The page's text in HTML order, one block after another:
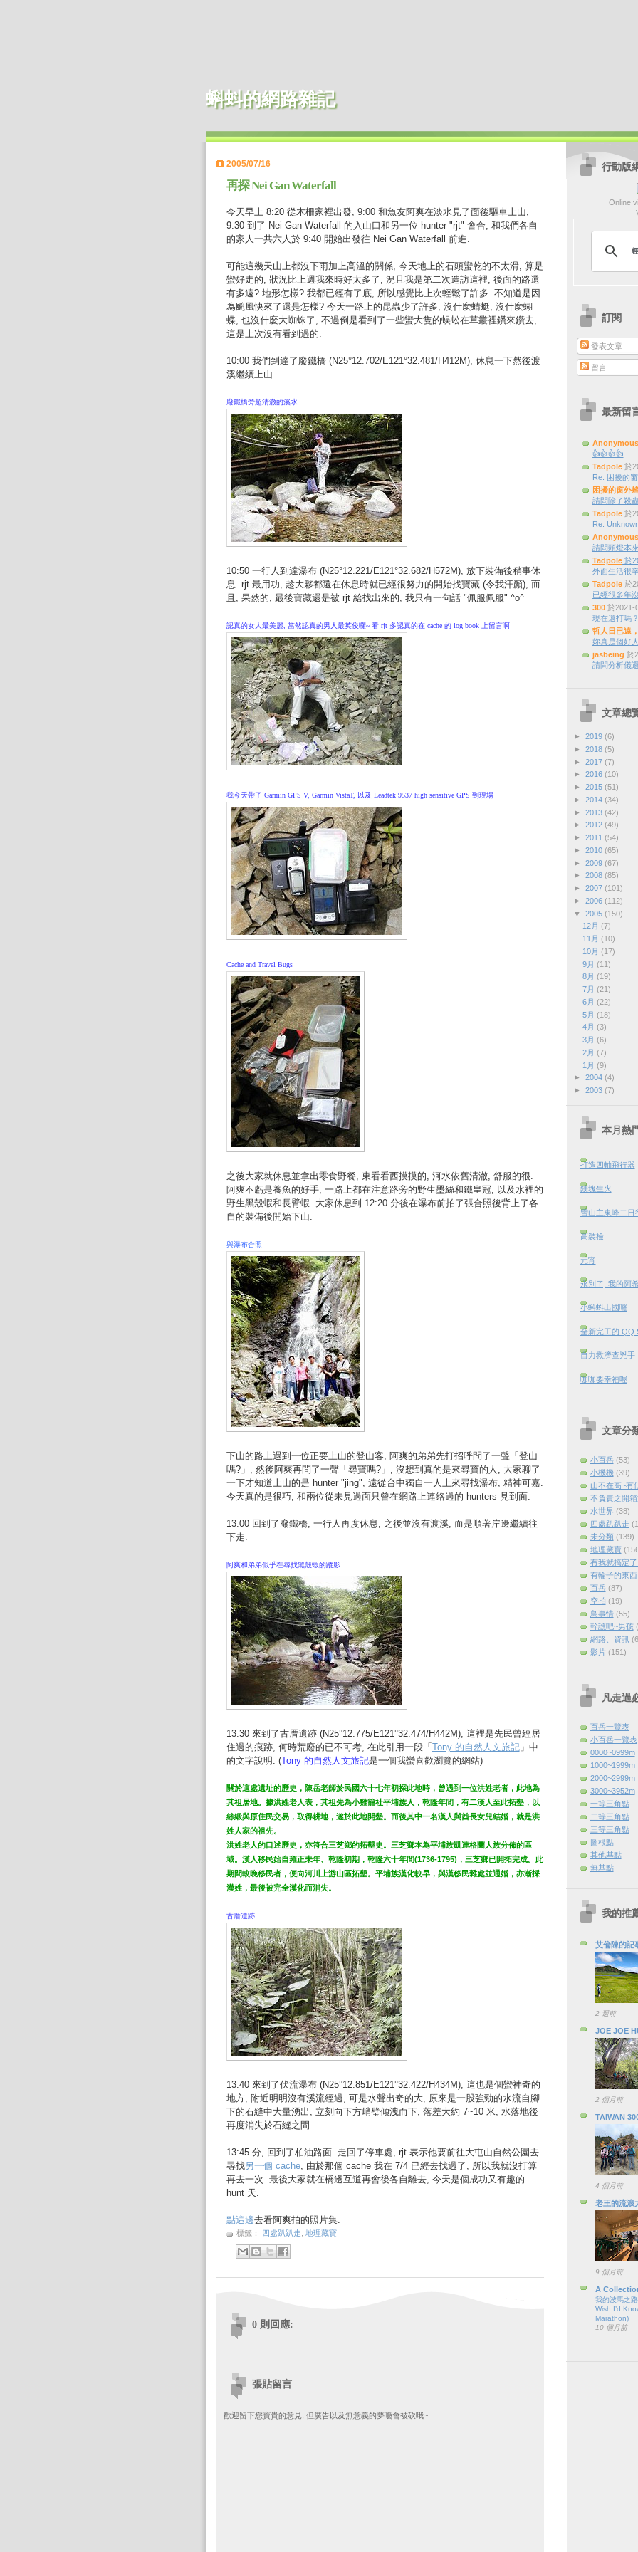
蝌蚪的網路雜記
2005/07/16
再探 Nei Gan Waterfall
今天早上 8:20 從木柵家裡出發, 9:00 和魚友阿爽在淡水見了面後驅車上山,
9:30 到了 Nei Gan Waterfall 的入山口和另一位 hunter "rjt" 會合, 和我們各自
的家人一共六人於 9:40 開始出發往 Nei Gan Waterfall 前進.
可能這幾天山上都沒下雨加上高溫的關係, 今天地上的石頭蠻乾的不太滑, 算是
蠻好走的, 狀況比上週我來時好太多了, 況且我是第二次造訪這裡, 後面的路還
有多遠? 地形怎樣? 我都已經有了底, 所以感覺比上次輕鬆了許多. 不知道是因
為颱風快來了還是怎樣? 今天一路上的昆蟲少了許多, 沒什麼蜻蜓, 沒什麼蝴
蝶, 也沒什麼大蜘蛛了, 不過倒是看到了一些蠻大隻的蜈蚣在草叢裡鑽來鑽去,
這是上次沒有看到過的.
10:00 我們到達了廢鐵橋 (N25°12.702/E121°32.481/H412M), 休息一下然後渡
溪繼續上山
廢鐵橋旁超清澈的溪水
10:50 一行人到達瀑布 (N25°12.221/E121°32.682/H572M), 放下裝備後稍事休
息. rjt 最用功, 趁大夥都還在休息時就已經很努力的開始找寶藏 (令我汗顏), 而
且, 果然的, 最後寶藏還是被 rjt 給找出來的, 我只有一句話 "佩服佩服" ^o^
認真的女人最美麗, 當然認真的男人最英俊囉~ 看 rjt 多認真的在 cache 的 log book 上留言啊
我今天帶了 Garmin GPS V, Garmin VistaT, 以及 Leadtek 9537 high sensitive GPS 到現場
Cache and Travel Bugs
之後大家就休息並拿出零食野餐, 東看看西摸摸的, 河水依舊清澈, 舒服的很.
阿爽不虧是養魚的好手, 一路上都在注意路旁的野生墨絲和鐵皇冠, 以及水裡的
野生黑殼蝦和長臂蝦. 大家休息到 12:20 分後在瀑布前拍了張合照後背上了各
自的裝備後開始下山.
與瀑布合照
下山的路上遇到一位正要上山的登山客, 阿爽的弟弟先打招呼問了一聲「登山
嗎?」, 然後阿爽再問了一聲「尋寶嗎?」, 沒想到真的是來尋寶的人, 大家聊了
一下才知道上山的是 hunter "jing", 遠從台中獨自一人上來尋找瀑布, 精神可嘉.
今天真的是很巧, 和兩位從未見過面只曾在網路上連絡過的 hunters 見到面.
13:00 回到了廢鐵橋, 一行人再度休息, 之後並沒有渡溪, 而是順著岸邊繼續往
下走.
阿爽和弟弟似乎在尋找黑殼蝦的蹤影
13:30 來到了古厝遺跡 (N25°12.775/E121°32.474/H442M), 這裡是先民曾經居
住過的痕跡, 何時荒廢的已不可考, 在此引用一段「 Tony 的自然人文旅記」中
的文字說明: (Tony 的自然人文旅記是一個我蠻喜歡瀏覽的網站)
關於這處遺址的歷史，陳岳老師於民國六十七年初探此地時，曾遇到一位洪姓老者，此地為
其祖居地。據洪姓老人表，其祖先為小雞籠社平埔族人，乾隆年間，有二漢人至此拓墾，以
絲緞與原住民交易，取得耕地，遂於此地開墾。而後其中一名漢人與酋長女兒結婚，就是洪
姓人家的祖先。
洪姓老人的口述歷史，亦符合三芝鄉的拓墾史。三芝鄉本為平埔族凱達格蘭人族分佈的區
域。漢人移民始自雍正未年、乾隆初期，乾隆六十年間(1736-1795)，三芝鄉已開拓完成。此
期間較晚移民者，便向河川上游山區拓墾。平埔族漢化較早，與漢移民雜處並通婚，亦漸採
漢姓，最後被完全漢化而消失。
古厝遺跡
13:40 來到了伏流瀑布 (N25°12.851/E121°32.422/H434M), 這也是個蠻神奇的
地方, 附近明明沒有溪流經過, 可是水聲出奇的大, 原來是一股強勁的水流自腳
下的石縫中大量湧出, 立刻向下方峭璧傾洩而下, 落差大約 7~10 米, 水落地後
再度消失於石縫之間.
13:45 分, 回到了柏油路面. 走回了停車處, rjt 表示他要前往大屯山自然公園去
尋找另一個 cache, 由於那個 cache 我在 7/4 已經去找過了, 所以我就沒打算
再去一次. 最後大家就在橋邊互道再會後各自離去, 今天是個成功又有趣的
hunt 天.
點這邊去看阿爽拍的照片集.
標籤： 四處趴趴走, 地理藏寶
0 則回應:
張貼留言
歡迎留下您寶貴的意見, 但廣告以及無意義的夢囈會被砍哦~
行動版
Online
訂閱
發表文章
留言
最新留
Anonymous
👍👍👍👍
Tadpole於
Re: 困擾的
困擾的窗外
請問除了殺
Tadpole於
Re:
Anonymous
請問頭燈本
Tadpole於
外面生活很
Tadpole於
已經很多年
300於2021-
現在還打嗎？
哲人日已遠
妳真是個好人
jasbeing 於
請問分析儀
文章總
► 2019 (6)
► 2018 (5)
► 2017 (7)
► 2016 (10)
► 2015 (51)
► 2014 (34)
► 2013 (42)
► 2012 (49)
► 2011 (54)
► 2010 (65)
► 2009 (67)
► 2008 (85)
► 2007 (101)
► 2006 (112)
▼ 2005 (150)
12月 (7)
11月 (10)
10月 (17)
9月 (11)
8月 (19)
7月 (21)
6月 (22)
5月 (18)
4月 (3)
3月 (6)
2月 (7)
1月 (9)
► 2004 (4)
► 2003 (7)
本月熱
打造四軸飛行器
鎂塊生火
雪山主東峰二日
高裝檢
元宵
永別了, 我的阿
小蝌蚪出國囉
全新完工的 QQ
自力救濟查兇手
咖咖要幸福喔
文章分
小百岳 (53)
小機機 (39)
山不在高~有
不負責之開箱
水世界 (38)
四處趴趴走
未分類 (139)
地理藏寶
有我就搞定
有輪子的東西
百岳 (87)
空拍 (19)
鳥事情 (55)
幹譙吧~男孩
網路、資訊
影片 (151)
凡走過
百岳一覽表
小百岳一覽表
0000~0999m
1000~1999m
2000~2999m
3000~3952m
一等三角點
二等三角點
三等三角點
圖根點
其他基點
無基點
我的推
艾倫陳的記
2 週前
JOE JOE
2 個月前
TAIWAN
4 個月前
老王的流浪
9 個月前
A
我的波馬之
Wish I’d
Marathon)
10 個月前